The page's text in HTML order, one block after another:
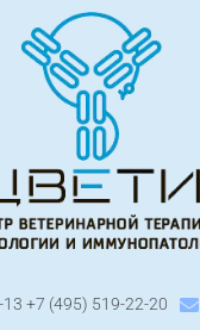
+7 (495) 519-22-20